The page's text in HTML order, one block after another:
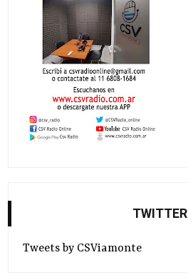
TWITTER
Tweets by CSViamonte